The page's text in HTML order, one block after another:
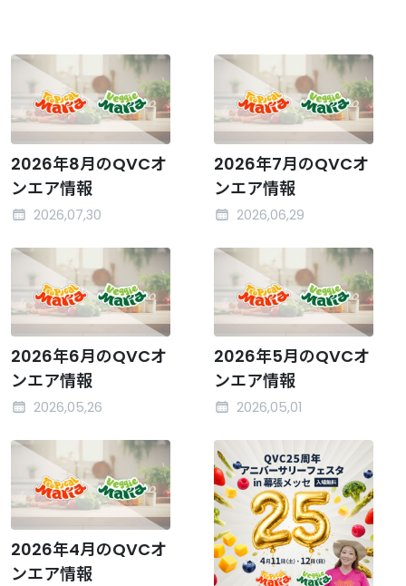
2026年8月のQVCオ
ンエア情報
2026,07,30
2026年7月のQVCオ
ンエア情報
2026,06,29
2026年6月のQVCオ
ンエア情報
2026,05,26
2026年5月のQVCオ
ンエア情報
2026,05,01
2026年4月のQVCオ
ンエア情報